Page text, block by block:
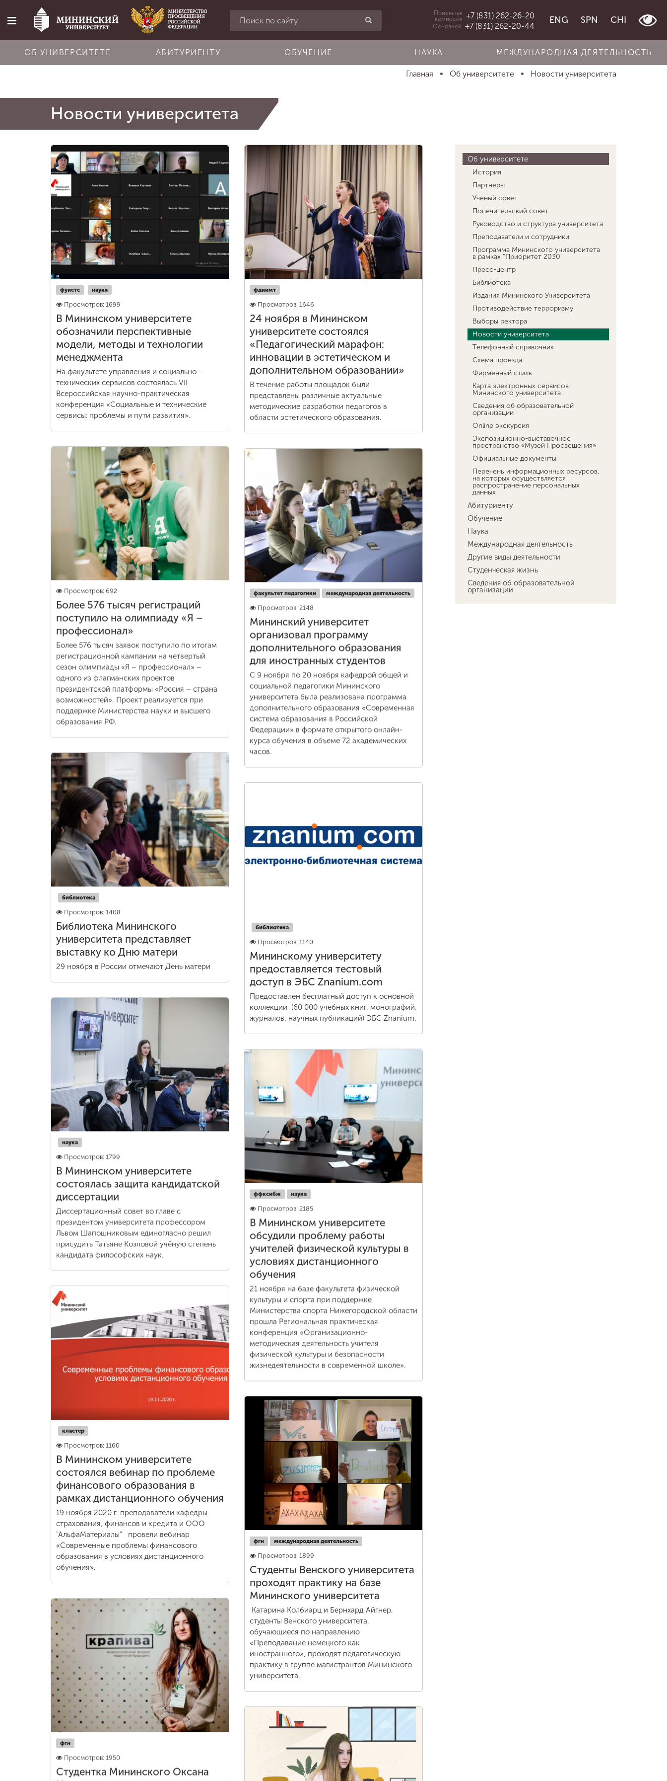
Об университете
Абитуриенту
Обучение
Наука
Международная
деятельность
Другие виды
деятельности
Студенческая
жизнь
образовательной
организации
Приемная
Приемная
комиссия +7 (831) 262-26-20
Основной +7 (831) 262-20-44
ENG SPN CHI
ОБ УНИВЕРСИТЕТЕ АБИТУРИЕНТУ ОБУЧЕНИЕ НАУКА МЕЖДУНАРОДНАЯ ДЕЯТЕЛЬНОСТЬ
Главная Об университете Новости университета
Новости университета
фуистс наука
Просмотров: 1699
В Мининском университете
обозначили перспективные
модели, методы и технологии
менеджмента
На факультете управления и социально-
технических сервисов состоялась VII
Всероссийская научно-практическая
конференция «Социальные и технические
сервисы: проблемы и пути развития».
фдиимт
Просмотров: 1646
24 ноября в Мининском
университете состоялся
«Педагогический марафон:
инновации в эстетическом и
дополнительном образовании»
В течение работы площадок были
представлены различные актуальные
методические разработки педагогов в
области эстетического образования.
Просмотров: 692
Более 576 тысяч регистраций
поступило на олимпиаду «Я –
профессионал»
Более 576 тысяч заявок поступило по итогам
регистрационной кампании на четвертый
сезон олимпиады «Я – профессионал» –
одного из флагманских проектов
президентской платформы «Россия – страна
возможностей». Проект реализуется при
поддержке Министерства науки и высшего
образования РФ.
факультет педагогики международная деятельность
Просмотров: 2148
Мининский университет
организовал программу
дополнительного образования
для иностранных студентов
С 9 ноября по 20 ноября кафедрой общей и
социальной педагогики Мининского
университета была реализована программа
дополнительного образования «Современная
система образования в Российской
Федерации» в формате открытого онлайн-
курса обучения в объеме 72 академических
часов.
библиотека
Просмотров: 1408
Библиотека Мининского
университета представляет
выставку ко Дню матери
29 ноября в России отмечают День матери
библиотека
Просмотров: 1140
Мининскому университету
предоставляется тестовый
доступ в ЭБС Znanium.com
Предоставлен бесплатный доступ к основной
коллекции (60 000 учебных книг, монографий,
журналов, научных публикаций) ЭБС Znanium.
наука
Просмотров: 1799
В Мининском университете
состоялась защита кандидатской
диссертации
Диссертационный совет во главе с
президентом университета профессором
Львом Шапошниковым единогласно решил
присудить Татьяне Козловой учёную степень
кандидата философских наук.
ффксибж наука
Просмотров: 2185
В Мининском университете
обсудили проблему работы
учителей физической культуры в
условиях дистанционного
обучения
21 ноября на базе факультета физической
культуры и спорта при поддержке
Министерства спорта Нижегородской области
прошла Региональная практическая
конференция «Организационно-
методическая деятельность учителя
физической культуры и безопасности
жизнедеятельности в современной школе».
кластер
Просмотров: 1160
В Мининском университете
состоялся вебинар по проблеме
финансового образования в
рамках дистанционного обучения
19 ноября 2020 г. преподаватели кафедры
страхования, финансов и кредита и ООО
"АльфаМатериалы" провели вебинар
«Современные проблемы финансового
образования в условиях дистанционного
обучения».
фгн международная деятельность
Просмотров: 1899
Студенты Венского университета
проходят практику на базе
Мининского университета
Катарина Колбиарц и Бернхард Айгнер,
студенты Венского университета,
обучающиеся по направлению
«Преподавание немецкого как
иностранного», проходят педагогическую
практику в группе магистрантов Мининского
университета.
фгн
Просмотров: 1950
Студентка Мининского Оксана
Об университете
История
Партнеры
Ученый совет
Попечительский совет
Руководство и структура университета
Преподаватели и сотрудники
Программа Мининского университета
в рамках "Приоритет 2030"
Пресс-центр
Библиотека
Издания Мининского Университета
Противодействие терроризму
Выборы ректора
Новости университета
Телефонный справочник
Схема проезда
Фирменный стиль
Карта электронных сервисов
Мининского университета
Сведения об образовательной
организации
Online экскурсия
Экспозиционно-выставочное
пространство «Музей Просвещения»
Официальные документы
Перечень информационных ресурсов,
на которых осуществляется
распространение персональных
данных
Абитуриенту
Обучение
Наука
Международная деятельность
Другие виды деятельности
Студенческая жизнь
Сведения об образовательной
организации